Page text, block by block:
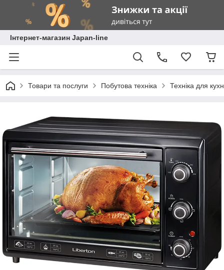
Інтернет-магазин Japan-line
Товари та послуги Побутова техніка Техніка для